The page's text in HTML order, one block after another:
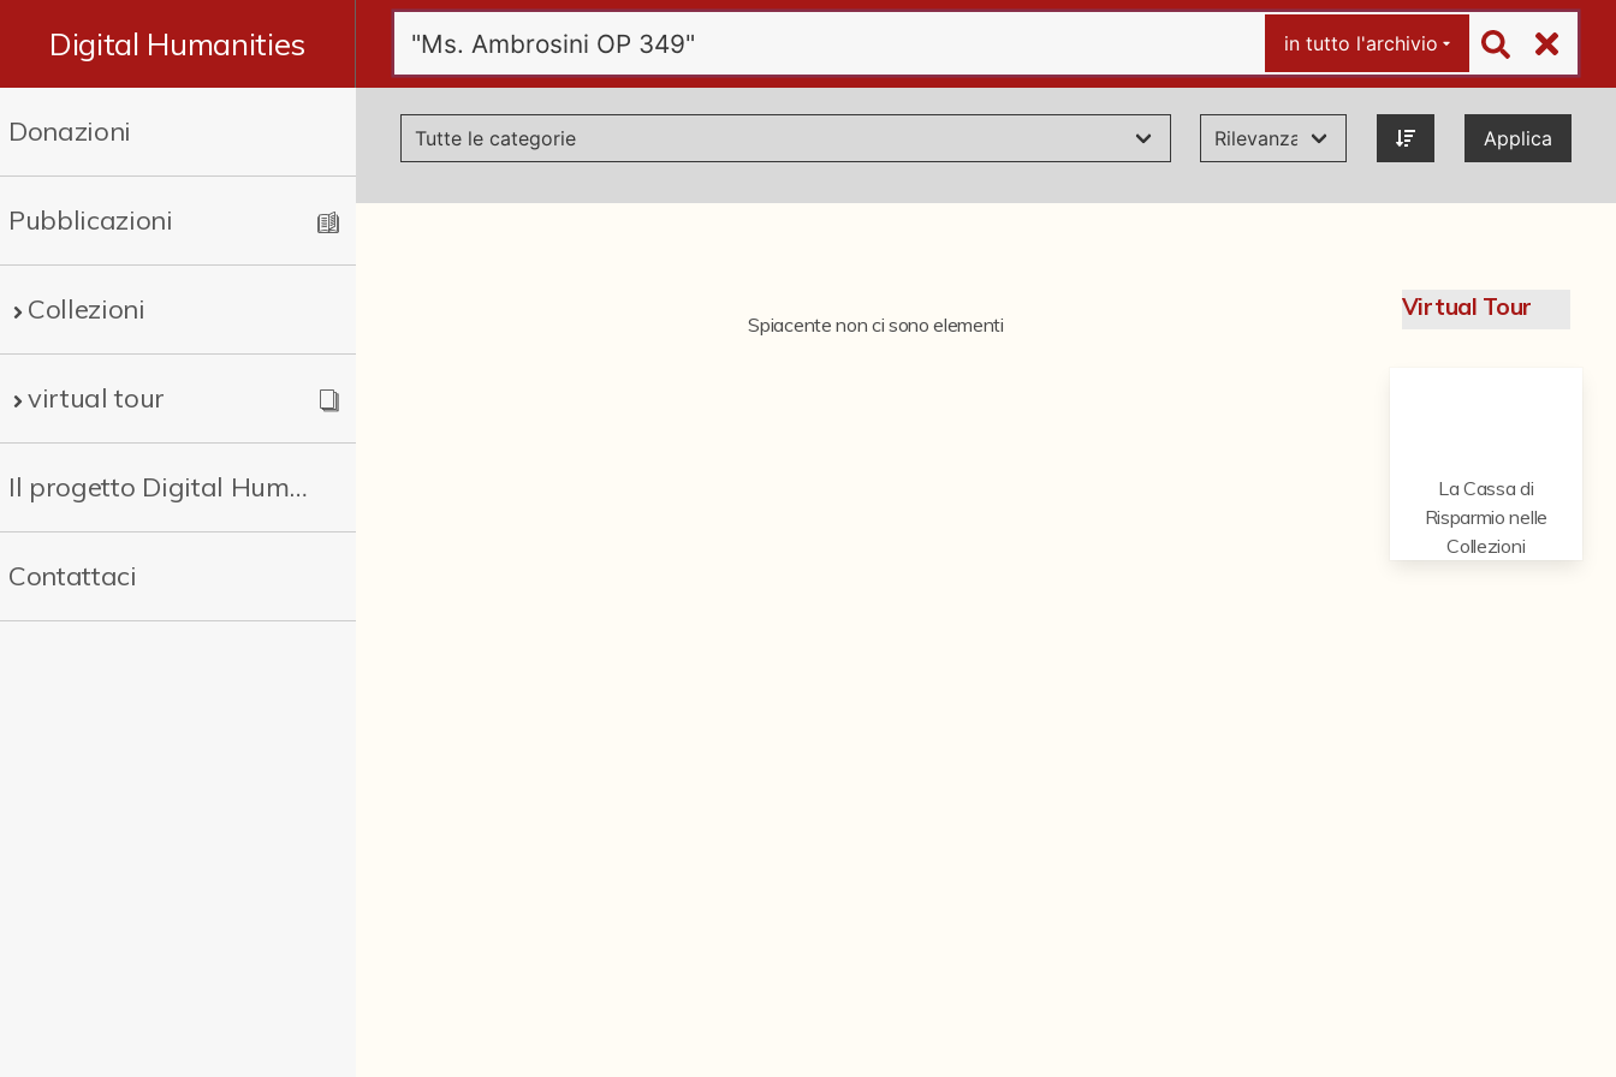
Digital Humanities
Donazioni
Pubblicazioni
Collezioni
virtual tour
Il progetto Digital Humanities
Contattaci
in tutto l'archivio
Applica
Spiacente non ci sono elementi
Virtual Tour
La Cassa di
Risparmio nelle
Collezioni